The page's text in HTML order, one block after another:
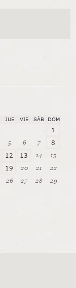
JUE VIE SÁB DOM
1
5 6 7 8
12 13 14 15
19 20 21
22
26 27 28
29